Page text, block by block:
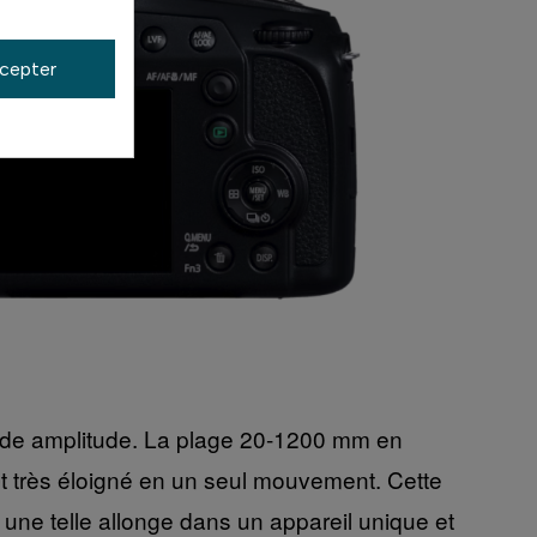
amplitude. La plage 20-1200 mm en
éloigné en un seul mouvement. Cette
telle allonge dans un appareil unique et